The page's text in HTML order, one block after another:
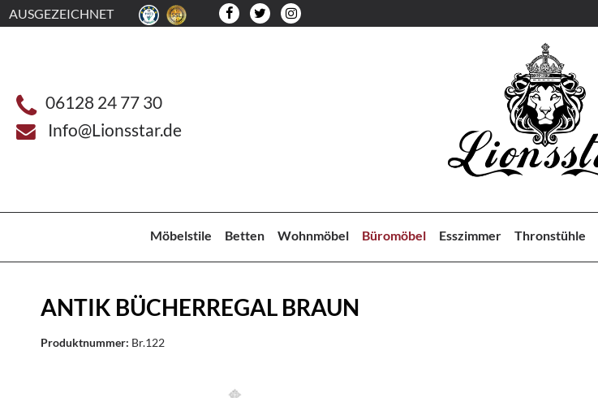
AUSGEZEICHNET
06128 24 77 30
Info@Lionsstar.de
Möbelstile Betten Wohnmöbel Büromöbel Esszimmer Thronstühle
ANTIK BÜCHERREGAL BRAUN
Produktnummer: Br.122